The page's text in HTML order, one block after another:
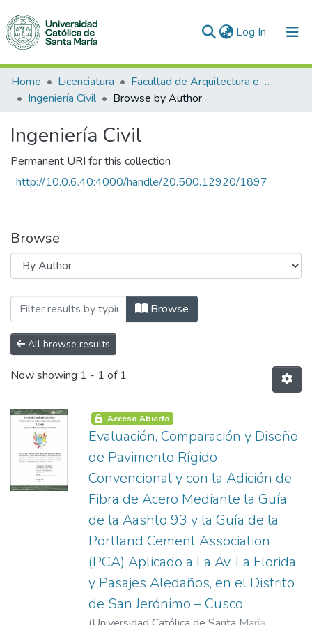
Log In (current)
Communities & Collections
All of DSpace
Home Licenciatura
Facultad de Arquitectura e Ingenierías Civil y del Ambiente
Ingeniería Civil
Browse by Author
Ingeniería Civil
Permanent URI for this collection
http://10.0.6.40:4000/handle/20.500.12920/1897
Browse
Browsing Ingeniería Civil by Author
Browse
All browse results
Now showing 1 - 1 of 1
Acceso Abierto
Evaluación, Comparación y Diseño
de Pavimento Rígido
Convencional y con la Adición de
Fibra de Acero Mediante la Guía
de la Aashto 93 y la Guía de la
Portland Cement Association
(PCA) Aplicado a La Av. La Florida
y Pasajes Aledaños, en el Distrito
de San Jerónimo – Cusco